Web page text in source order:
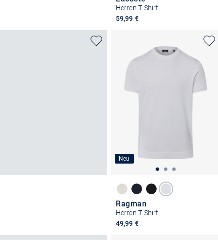
Herren T-Shirt
59,99 €
Neu
Ragman
Herren T-Shirt
49,99 €